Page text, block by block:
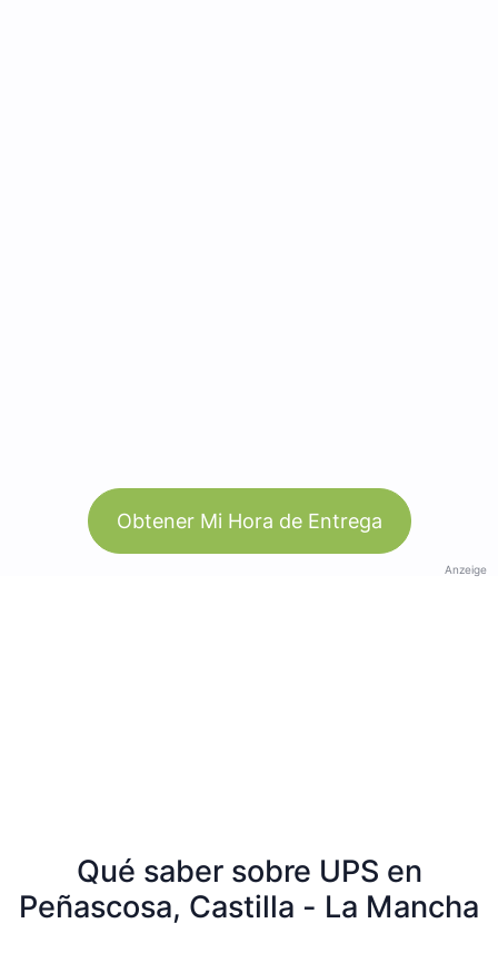
Obtener Mi Hora de Entrega
Anzeige
Qué saber sobre UPS en
Peñascosa, Castilla - La Mancha